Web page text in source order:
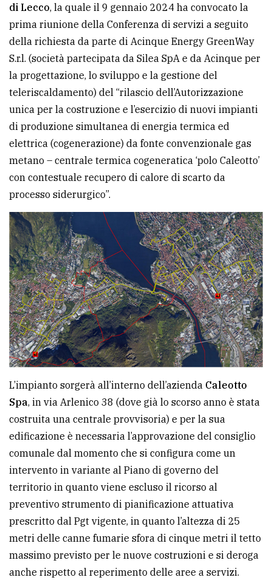
PRIVACY
Privacy
policy
Cookie
policy
di Lecco, la quale il 9 gennaio 2024 ha convocato la
prima riunione della Conferenza di servizi a seguito
della richiesta da parte di Acinque Energy GreenWay
S.r.l. (società partecipata da Silea SpA e da Acinque per
la progettazione, lo sviluppo e la gestione del
teleriscaldamento) del “rilascio dell’Autorizzazione
unica per la costruzione e l’esercizio di nuovi impianti
di produzione simultanea di energia termica ed
elettrica (cogenerazione) da fonte convenzionale gas
metano – centrale termica cogeneratica ‘polo Caleotto’
con contestuale recupero di calore di scarto da
processo siderurgico”.
L’impianto sorgerà all’interno dell’azienda Caleotto
Spa, in via Arlenico 38 (dove già lo scorso anno è stata
costruita una centrale provvisoria) e per la sua
edificazione è necessaria l’approvazione del consiglio
comunale dal momento che si configura come un
intervento in variante al Piano di governo del
territorio in quanto viene escluso il ricorso al
preventivo strumento di pianificazione attuativa
prescritto dal Pgt vigente, in quanto l’altezza di 25
metri delle canne fumarie sfora di cinque metri il tetto
massimo previsto per le nuove costruzioni e si deroga
anche rispetto al reperimento delle aree a servizi.